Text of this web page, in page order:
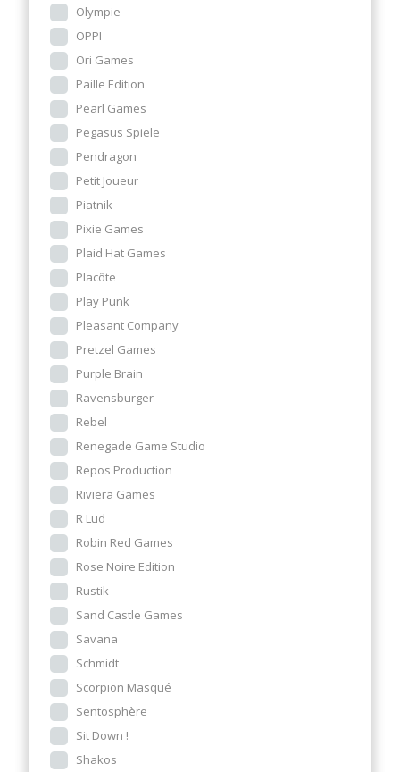
Olympie
OPPI
Ori Games
Paille Edition
Pearl Games
Pegasus Spiele
Pendragon
Petit Joueur
Piatnik
Pixie Games
Plaid Hat Games
Placôte
Play Punk
Pleasant Company
Pretzel Games
Purple Brain
Ravensburger
Rebel
Renegade Game Studio
Repos Production
Riviera Games
R Lud
Robin Red Games
Rose Noire Edition
Rustik
Sand Castle Games
Savana
Schmidt
Scorpion Masqué
Sentosphère
Sit Down !
Shakos